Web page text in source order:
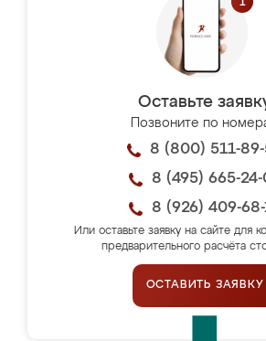
Оставьте
Позвоните по
8 (800) 511-
8 (495) 665-24-
8 (926) 409-68-
Или оставьте заявку на сайте для
предварительного расчёта
ОСТАВИТЬ ЗАЯВКУ